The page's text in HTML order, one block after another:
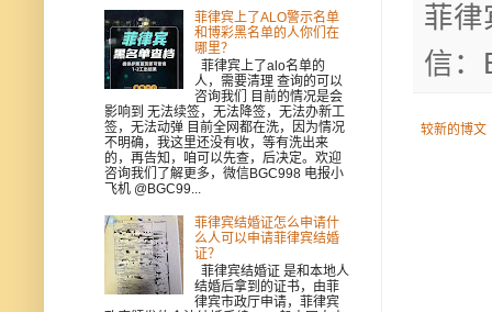
菲律
信：
较新的博文
菲律宾上了ALO警示名单
和博彩黑名单的人你们在
哪里？
菲律宾上了alo名单的
人，需要清理 查询的可以
咨询我们 目前的情况是会
影响到 无法续签，无法降签，无法办新工
签，无法动弹 目前全网都在洗，因为情况
不明确，我这里还没有收，等有洗出来
的，再告知，咱可以先查，后决定。欢迎
咨询我们了解更多，微信BGC998 电报小
飞机 @BGC99...
菲律宾结婚证怎么申请什
么人可以申请菲律宾结婚
证？
菲律宾结婚证 是和本地人
结婚后拿到的证书，由菲
律宾市政厅申请，菲律宾